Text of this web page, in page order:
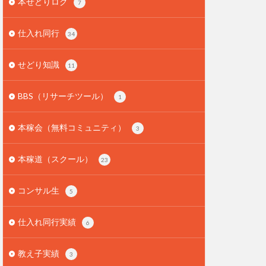
7
仕入れ同行 34
せどり知識 11
BBS（リサーチツール） 1
本稼会（無料コミュニティ） 3
本稼道（スクール） 23
コンサル生 5
仕入れ同行実績 6
教え子実績 3